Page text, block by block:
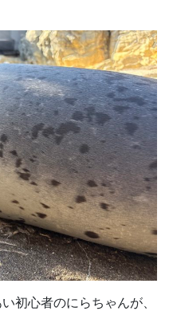
初心者のにらちゃんが、